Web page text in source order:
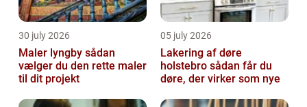
30 july 2026
Maler lyngby sådan
vælger du den rette maler
til dit projekt
05 july 2026
Lakering af døre
holstebro sådan får du
døre, der virker som nye